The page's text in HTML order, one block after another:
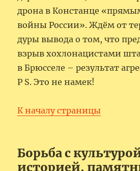
дрона в Констанце
войны России». Ждём от
дуры вывода о том, что
взрыв хохлонацистами
в Брюсселе – результат
P S. Это не намек!
К началу страницы
Борьба с
историей,